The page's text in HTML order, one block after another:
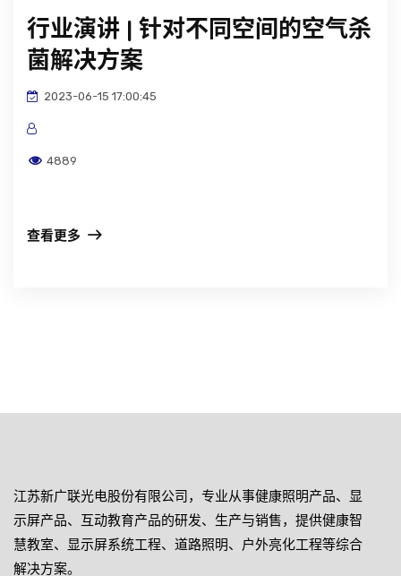
行业演讲 | 针对不同空间的空气杀
菌解决方案
2023-06-15 17:00:45
4889
查看更多
江苏新广联光电股份有限公司，专业从事健康照明产品、显
示屏产品、互动教育产品的研发、生产与销售，提供健康智
慧教室、显示屏系统工程、道路照明、户外亮化工程等综合
解决方案。